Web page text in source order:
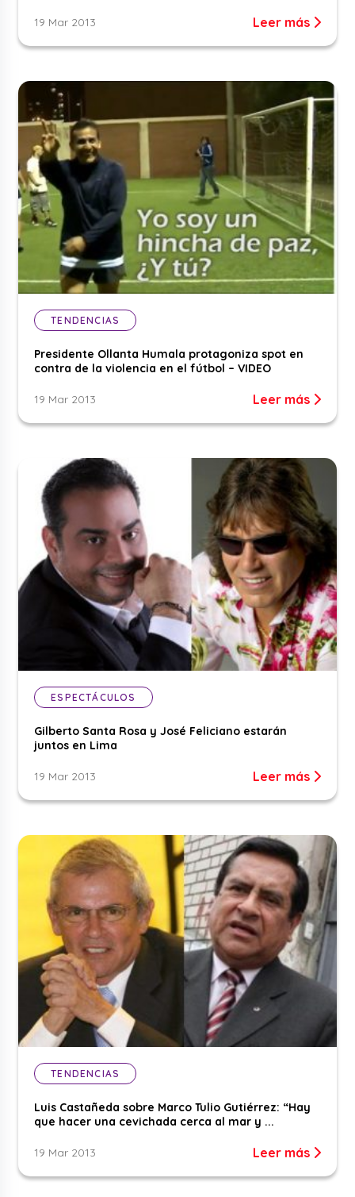
19 Mar 2013 Leer más
TENDENCIAS
Presidente Ollanta Humala protagoniza spot en
contra de la violencia en el fútbol – VIDEO
19 Mar 2013 Leer más
ESPECTÁCULOS
Gilberto Santa Rosa y José Feliciano estarán
juntos en Lima
19 Mar 2013 Leer más
TENDENCIAS
Luis Castañeda sobre Marco Tulio Gutiérrez: “Hay
que hacer una cevichada cerca al mar y ...
19 Mar 2013 Leer más